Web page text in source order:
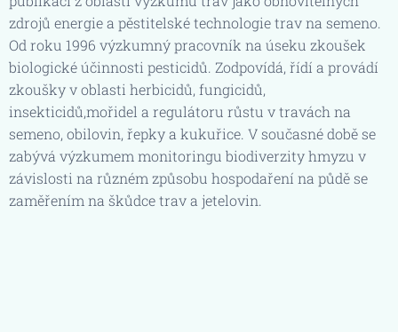
zdrojů energie a pěstitelské technologie trav na semeno.
Od roku 1996 výzkumný pracovník na úseku zkoušek
biologické účinnosti pesticidů. Zodpovídá, řídí a provádí
zkoušky v oblasti herbicidů, fungicidů,
insekticidů,mořidel a regulátoru růstu v travách na
semeno, obilovin, řepky a kukuřice. V současné době se
zabývá výzkumem monitoringu biodiverzity hmyzu v
závislosti na různém způsobu hospodaření na půdě se
zaměřením na škůdce trav a jetelovin.